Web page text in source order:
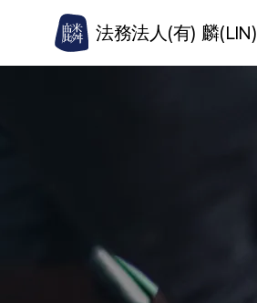
法務法人(有) 麟(LIN)